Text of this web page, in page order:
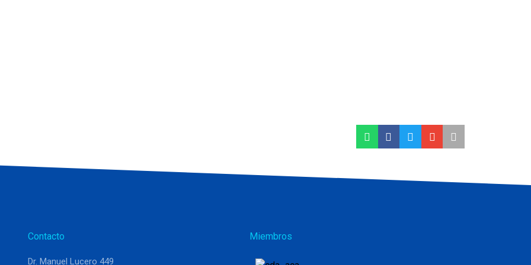
Contacto
Dr. Manuel Lucero 449
Miembros